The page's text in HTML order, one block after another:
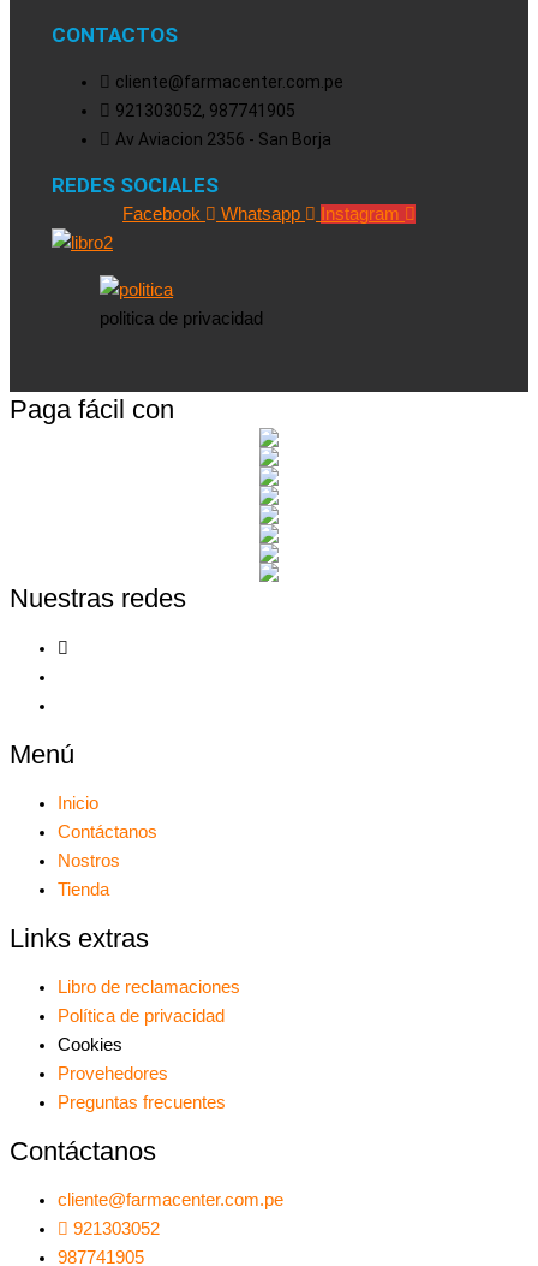
CONTACTOS
cliente@farmacenter.com.pe
921303052, 987741905
Av Aviacion 2356 - San Borja
REDES SOCIALES
Facebook Whatsapp Instagram
politica de privacidad
Paga fácil con
Nuestras redes
Menú
Inicio
Contáctanos
Nostros
Tienda
Links extras
Libro de reclamaciones
Política de privacidad
Cookies
Provehedores
Preguntas frecuentes
Contáctanos
cliente@farmacenter.com.pe
921303052
987741905